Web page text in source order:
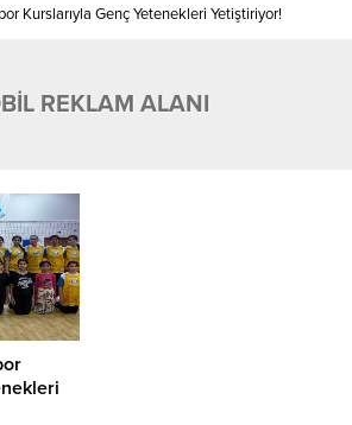
Kurslarıyla Genç Yetenekleri Yetiştiriyor!
REKLAM ALANI